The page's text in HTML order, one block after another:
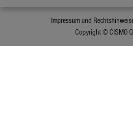
Impressum und
Copyright © CISMO